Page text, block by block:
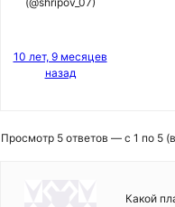
10 лет, 9 месяцев
назад
Просмотр 5 ответов — с 1 по 5
Какой